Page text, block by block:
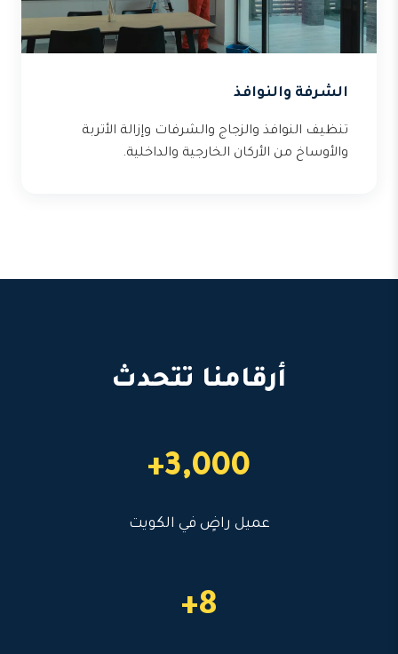
الشرفة والنوافذ
تنظيف النوافذ والزجاج والشرفات وإزالة الأتربة
والأوساخ من الأركان الخارجية والداخلية.
أرقامنا تتحدث
3,000+
عميل راضٍ في الكويت
8+